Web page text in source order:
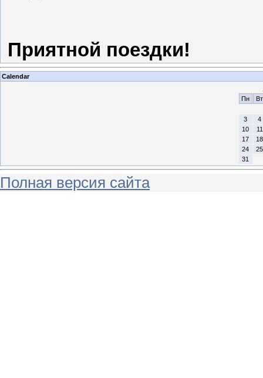
Приятной поездки!
Calendar
Пн
Вт
3
4
10
11
17
18
24
25
31
Полная версия сайта